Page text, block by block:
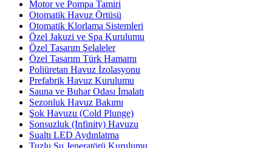
Motor ve Pompa Tamiri
Otomatik Havuz Örtüsü
Otomatik Klorlama Sistemleri
Özel Jakuzi ve Spa Kurulumu
Özel Tasarım Şelaleler
Özel Tasarım Türk Hamamı
Poliüretan Havuz İzolasyonu
Prefabrik Havuz Kurulumu
Sauna ve Buhar Odası İmalatı
Sezonluk Havuz Bakımı
Şok Havuzu (Cold Plunge)
Sonsuzluk (Infinity) Havuzu
Sualtı LED Aydınlatma
Tuzlu Su Jeneratörü Kurulumu